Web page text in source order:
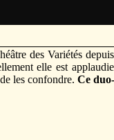
des Variétés
elle est
les confondre. Ce